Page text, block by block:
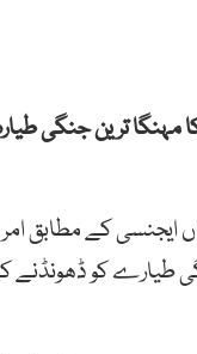
ایجنسی کے مطابق
ایف 35 جنگی طیارے کو